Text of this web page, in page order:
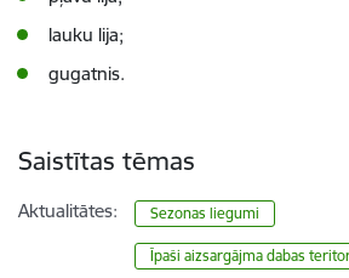
lauku lija;
gugatnis.
Saistītas tēmas
Aktualitātes: Sezonas liegumi
Īpaši aizsargājma dabas